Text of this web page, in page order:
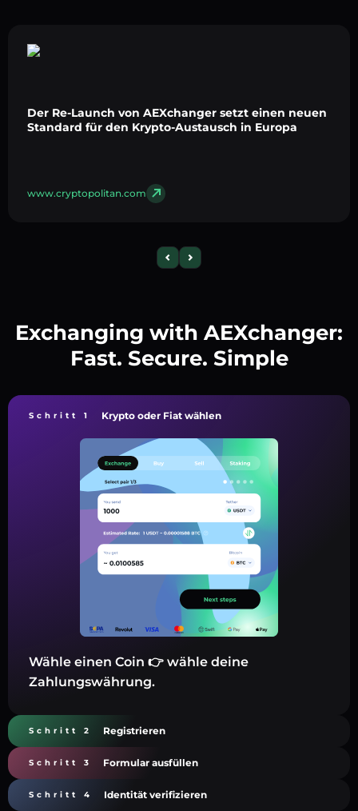
Der Re-Launch von AEXchanger setzt einen neuen
Standard für den Krypto-Austausch in Europa
www.cryptopolitan.com
Exchanging with AEXchanger:
Fast. Secure. Simple
Schritt 1 Krypto oder Fiat wählen
Wähle einen Coin 👉 wähle deine
Zahlungswährung.
Schritt 2 Registrieren
Schritt 3 Formular ausfüllen
Schritt 4 Identität verifizieren